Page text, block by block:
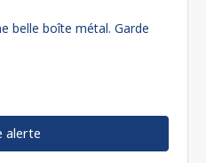
belle boîte métal. Garde
alerte